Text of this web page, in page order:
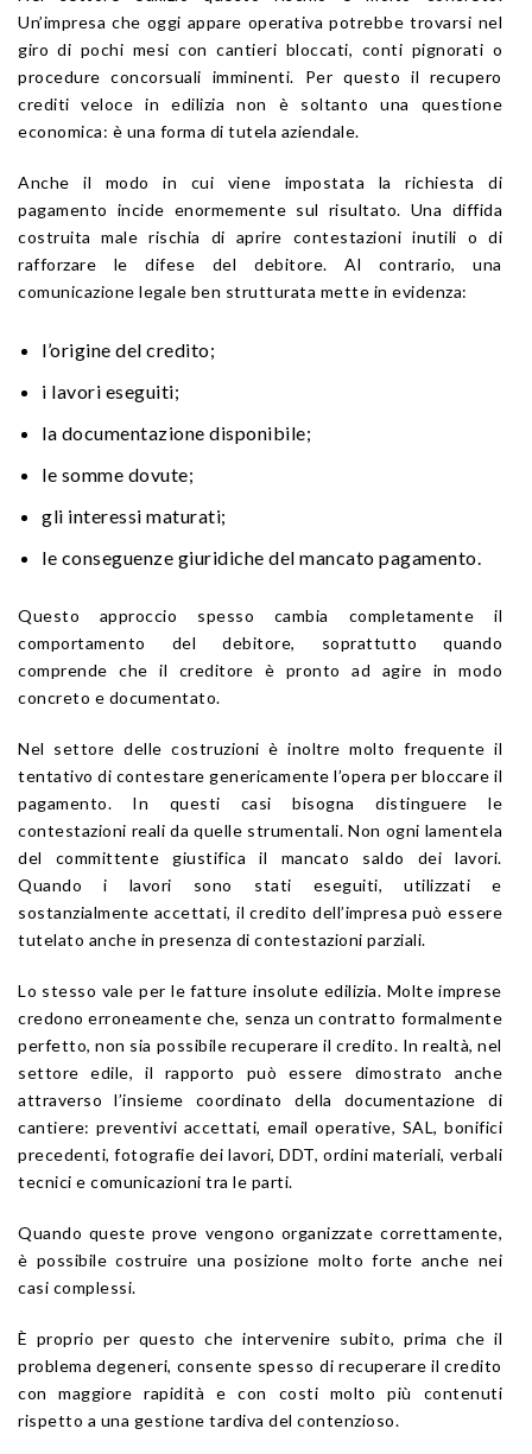
Un’impresa che oggi appare operativa potrebbe trovarsi nel
giro di pochi mesi con cantieri bloccati, conti pignorati o
procedure concorsuali imminenti. Per questo il recupero
crediti veloce in edilizia non è soltanto una questione
economica: è una forma di tutela aziendale.
Anche il modo in cui viene impostata la richiesta di
pagamento incide enormemente sul risultato. Una diffida
costruita male rischia di aprire contestazioni inutili o di
rafforzare le difese del debitore. Al contrario, una
comunicazione legale ben strutturata mette in evidenza:
l’origine del credito;
i lavori eseguiti;
la documentazione disponibile;
le somme dovute;
gli interessi maturati;
le conseguenze giuridiche del mancato pagamento.
Questo approccio spesso cambia completamente il
comportamento del debitore, soprattutto quando
comprende che il creditore è pronto ad agire in modo
concreto e documentato.
Nel settore delle costruzioni è inoltre molto frequente il
tentativo di contestare genericamente l’opera per bloccare il
pagamento. In questi casi bisogna distinguere le
contestazioni reali da quelle strumentali. Non ogni lamentela
del committente giustifica il mancato saldo dei lavori.
Quando i lavori sono stati eseguiti, utilizzati e
sostanzialmente accettati, il credito dell’impresa può essere
tutelato anche in presenza di contestazioni parziali.
Lo stesso vale per le fatture insolute edilizia. Molte imprese
credono erroneamente che, senza un contratto formalmente
perfetto, non sia possibile recuperare il credito. In realtà, nel
settore edile, il rapporto può essere dimostrato anche
attraverso l’insieme coordinato della documentazione di
cantiere: preventivi accettati, email operative, SAL, bonifici
precedenti, fotografie dei lavori, DDT, ordini materiali, verbali
tecnici e comunicazioni tra le parti.
Quando queste prove vengono organizzate correttamente,
è possibile costruire una posizione molto forte anche nei
casi complessi.
È proprio per questo che intervenire subito, prima che il
problema degeneri, consente spesso di recuperare il credito
con maggiore rapidità e con costi molto più contenuti
rispetto a una gestione tardiva del contenzioso.